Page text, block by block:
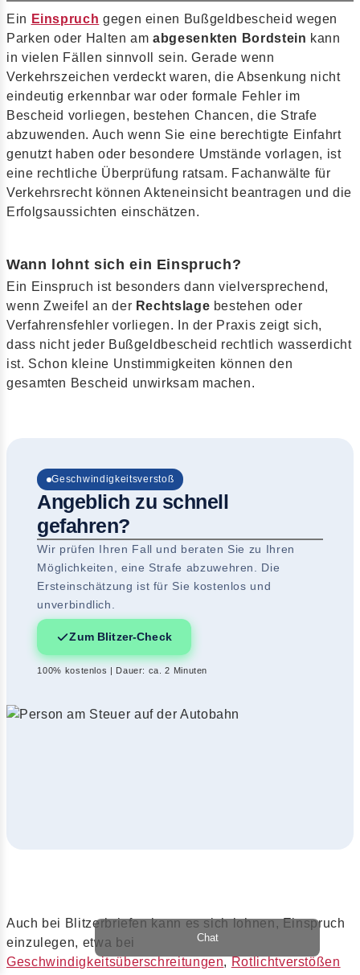
Ein Einspruch gegen einen Bußgeldbescheid wegen
Parken oder Halten amabgesenkten Bordstein kann
in vielen Fällen sinnvoll sein. Gerade wenn
Verkehrszeichen verdeckt waren, die Absenkung nicht
eindeutig erkennbar war oder formale Fehler im
Bescheid vorliegen, bestehen Chancen, die Strafe
abzuwenden. Auch wenn Sie eine berechtigte Einfahrt
genutzt haben oder besondere Umstände vorlagen, ist
eine rechtliche Überprüfung ratsam. Fachanwälte für
Verkehrsrecht können Akteneinsicht beantragen und die
Erfolgsaussichten einschätzen.
Wann lohnt sich ein Einspruch?
Ein Einspruch ist besonders dann vielversprechend,
wenn Zweifel an der Rechtslage bestehen oder
Verfahrensfehler vorliegen. In der Praxis zeigt sich,
dass nicht jeder Bußgeldbescheid rechtlich wasserdicht
ist. Schon kleine Unstimmigkeiten können den
gesamten Bescheid unwirksam machen.
Geschwindigkeitsverstoß
Angeblich zu schnell
gefahren?
Wir prüfen Ihren Fall und beraten Sie zu Ihren
Möglichkeiten, eine Strafe abzuwehren. Die
Ersteinschätzung ist für Sie kostenlos und
unverbindlich.
Zum Blitzer-Check
100% kostenlos | Dauer: ca. 2 Minuten
Auch bei Blitzerbriefen kann es sich lohnen, Einspruch
einzulegen, etwa bei
Geschwindigkeitsüberschreitungen, Rotlichtverstößen
Chat